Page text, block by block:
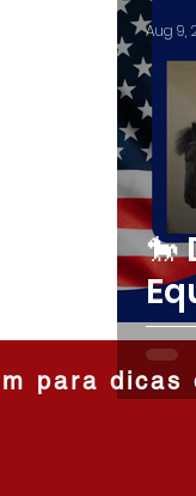
Aug 9,
🐎
para dicas